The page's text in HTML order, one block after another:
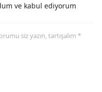
ve kabul ediyorum
siz yazın, tartışalım *